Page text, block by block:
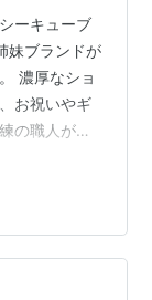
ーキューブ
妹ブランドが
濃厚なショ
お祝いやギ
の職人が手